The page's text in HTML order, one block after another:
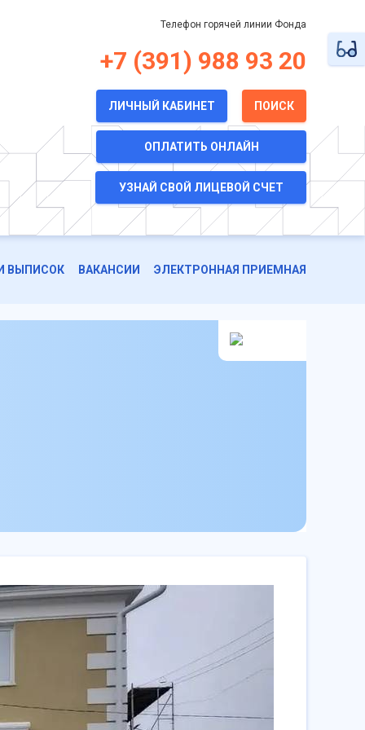
Телефон горячей линии Фонда
+7 (391) 988 93 20
ЛИЧНЫЙ КАБИНЕТ ПОИСК
ОПЛАТИТЬ ОНЛАЙН
УЗНАЙ СВОЙ ЛИЦЕВОЙ СЧЕТ
ВЫПИСОК ВАКАНСИИ ЭЛЕКТРОННАЯ ПРИЕМНАЯ